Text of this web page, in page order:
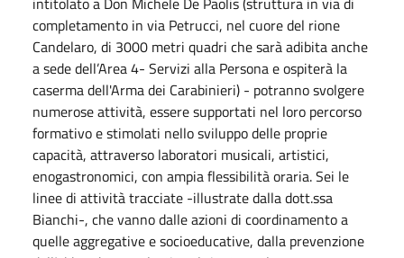
completamento in via Petrucci, nel cuore del rione
Candelaro, di 3000 metri quadri che sarà adibita anche
a sede dell’Area 4- Servizi alla Persona e ospiterà la
caserma dell'Arma dei Carabinieri) - potranno svolgere
numerose attività, essere supportati nel loro percorso
formativo e stimolati nello sviluppo delle proprie
capacità, attraverso laboratori musicali, artistici,
enogastronomici, con ampia flessibilità oraria. Sei le
linee di attività tracciate -illustrate dalla dott.ssa
Bianchi-, che vanno dalle azioni di coordinamento a
quelle aggregative e socioeducative, dalla prevenzione